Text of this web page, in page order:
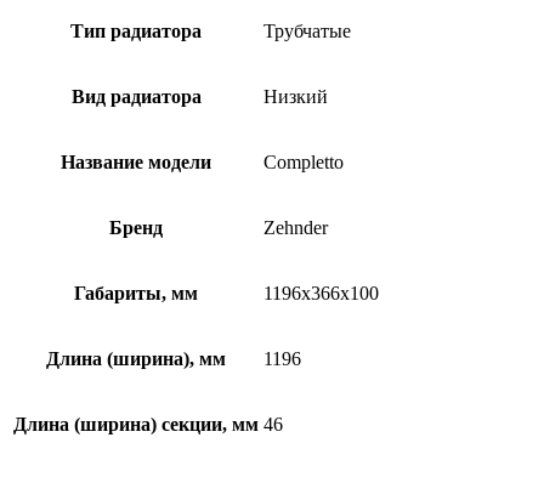
Тип радиатора Трубчатые
Вид радиатора Низкий
Название модели Completto
Бренд Zehnder
Габариты, мм 1196x366x100
Длина (ширина), мм 1196
Длина (ширина) секции, мм 46